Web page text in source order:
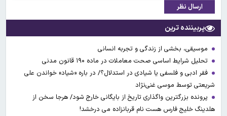
ارسال نظر
پربیننده ترین
موسیقی، بخشی از زندگی و تجربه انسانی
تحلیل شرایط اساسی صحت معاملات در ماده ۱۹۰ قانون مدنی
فقر ادبی و فلسفی یا شیادی در استدلال؟/ در باره «شیاد» خواندن علی
شریعتی توسط موسی غنی‌نژاد
پرونده بزرگترین واگذاری تاریخ از بایگانی خارج شود/ هرجا سخن از
هلدینگ خلیج فارس هست نام قربانزاده می درخشد!